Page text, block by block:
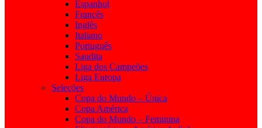
Espanhol
Francês
Inglês
Italiano
Português
Saudita
Liga dos Campeões
Liga Europa
Seleções
Copa do Mundo – Única
Copa América
Copa do Mundo – Feminina